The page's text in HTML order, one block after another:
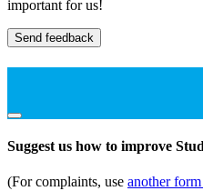
important for us!
Send feedback
Suggest us how to improve
(For complaints, use another form